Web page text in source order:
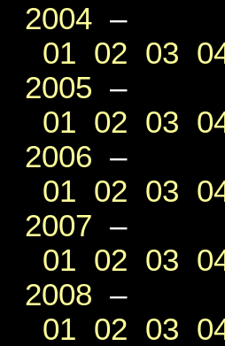
2004 –
01 02 03
2005 –
01 02 03
2006 –
01 02 03
2007 –
01 02 03
2008 –
01 02 03